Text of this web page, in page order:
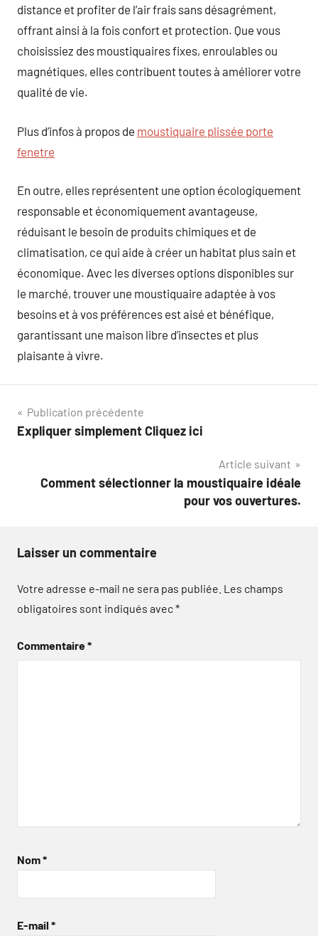
distance et profiter de l’air frais sans désagrément,
offrant ainsi à la fois confort et protection. Que vous
choisissiez des moustiquaires fixes, enroulables ou
magnétiques, elles contribuent toutes à améliorer votre
qualité de vie.
Plus d’infos à propos de moustiquaire plissée porte
fenetre
En outre, elles représentent une option écologiquement
responsable et économiquement avantageuse,
réduisant le besoin de produits chimiques et de
climatisation, ce qui aide à créer un habitat plus sain et
économique. Avec les diverses options disponibles sur
le marché, trouver une moustiquaire adaptée à vos
besoins et à vos préférences est aisé et bénéfique,
garantissant une maison libre d’insectes et plus
plaisante à vivre.
Navigation
de
Publication précédente
Expliquer simplement Cliquez ici
Article suivant
Comment sélectionner la moustiquaire idéale
pour vos ouvertures.
Laisser un commentaire
Votre adresse e-mail ne sera pas publiée. Les champs
obligatoires sont indiqués avec*
Commentaire*
Nom*
E-mail *